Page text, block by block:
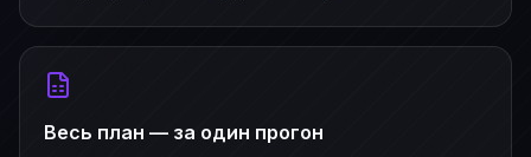
Весь план — за один прогон